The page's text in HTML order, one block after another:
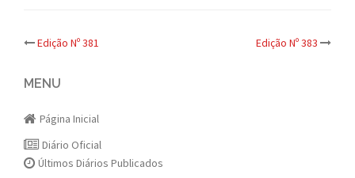
Post
navigation
Edição Nº 381 Edição Nº 383
MENU
Página Inicial
Diário Oficial
Últimos Diários Publicados